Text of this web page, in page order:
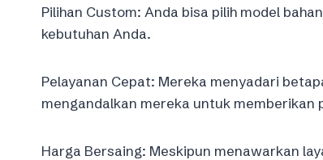
Pilihan Custom: Anda bisa pilih model
kebutuhan Anda.
Pelayanan Cepat: Mereka menyadari
mengandalkan mereka untuk
Harga Bersaing: Meskipun menawarkan